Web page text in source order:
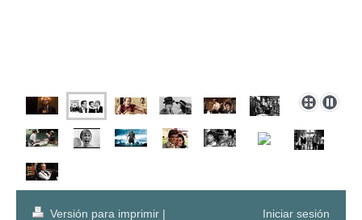
Versión para imprimir | Iniciar sesión